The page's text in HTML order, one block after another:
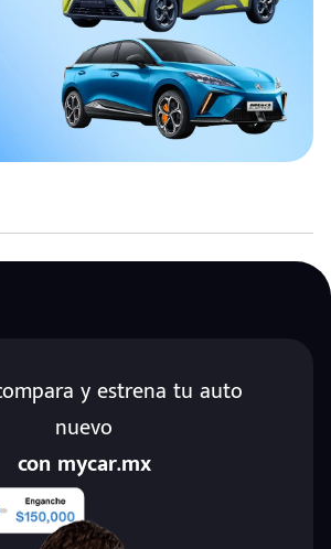
y estrena tu auto
nuevo
con mycar.mx